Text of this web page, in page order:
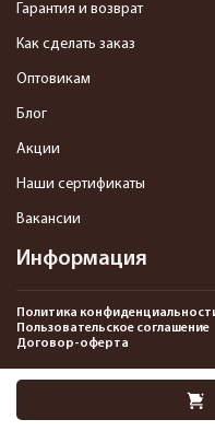
Информация
Гарантия и возврат
Как сделать заказ
Оптовикам
Блог
Акции
Наши сертификаты
Вакансии
Политика
Пользовательское соглашение
Договор-оферта
2013-2026 Интернет-магазин
Pnevmat24.ru. Все права